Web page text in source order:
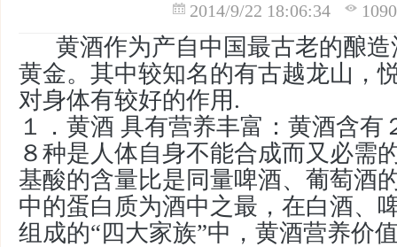
2014/9/22 18:06:34
黄酒作为产自中国最古老的酿
黄金。其中较知名的有古越龙山，
对身体有较好的作用.
１． 黄酒 具有营养丰富：黄酒含有
８种是人体自身不能合成而又必需
基酸的含量比是同量啤酒、葡萄酒
中的蛋白质为酒中之最，在白酒、
组成的“四大家族”中，黄酒营养价